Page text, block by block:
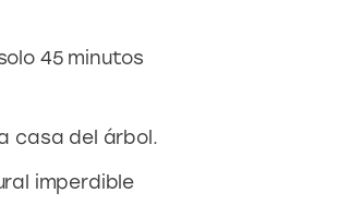
45 minutos
casa del árbol.
imperdible